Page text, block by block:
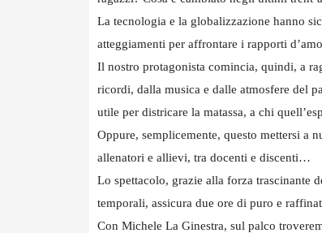
La tecnologia e la globalizzazione hanno
atteggiamenti per affrontare i rapporti
Il nostro protagonista comincia, quindi, a
ricordi, dalla musica e dalle atmosfere del
utile per districare la matassa, a chi
Oppure, semplicemente, questo mettersi a
allenatori e allievi, tra docenti e discenti…
Lo spettacolo, grazie alla forza trascinante
temporali, assicura due ore di puro e
Con Michele La Ginestra, sul palco